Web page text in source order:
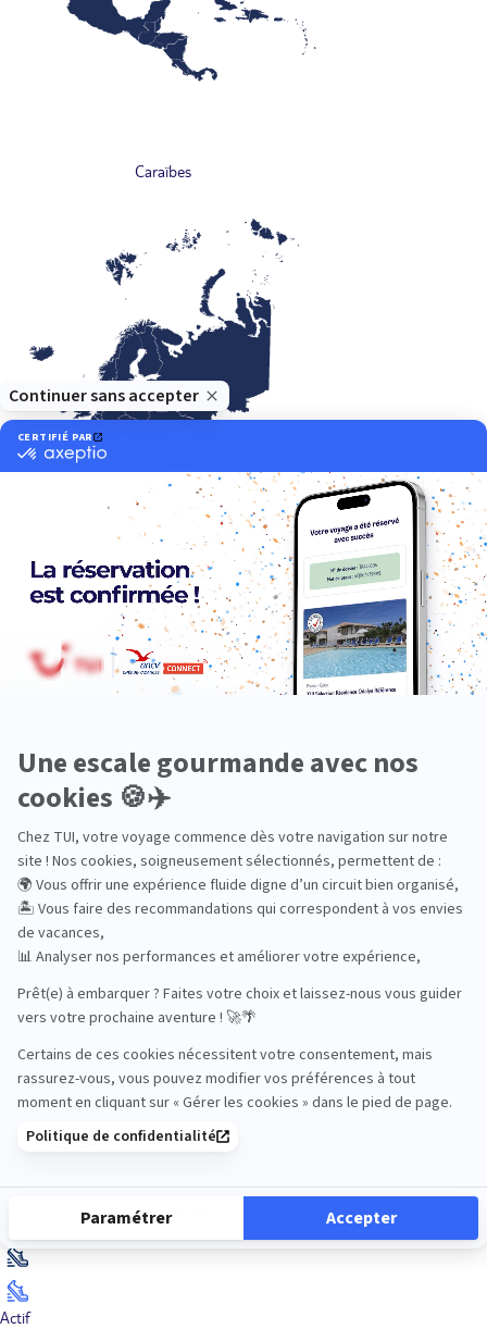
Caraïbes
Océanie
Océan Indien
Nos thématiques
Actif